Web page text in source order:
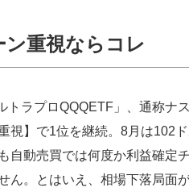
重視ならコレ
トラプロQQQETF」、通称ナ
視】で1位を継続。8月は102
自動売買では何度か利益確定
ん。とはいえ、相場下落局面